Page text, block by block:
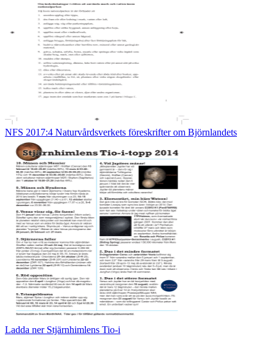
NFS 2017:4 Naturvårdsverkets föreskrifter om Björnlandets
Ladda ner Stjärnhimlens Tio-i